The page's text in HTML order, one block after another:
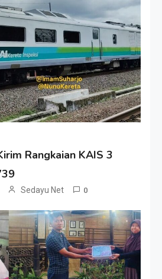
Rangkaian KAIS 3
Sedayu Net 0